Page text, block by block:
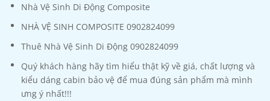
Nhà Vệ Sinh Di Động Composite
NHÀ VỆ SINH COMPOSITE 0902824099
Thuê Nhà Vệ Sinh Di Động 0902824099
Quý khách hàng hãy tìm hiểu thật kỹ về giá, chất lượng và
kiểu dáng cabin bảo vệ để mua đúng sản phẩm mà mình
ưng ý nhất!!!